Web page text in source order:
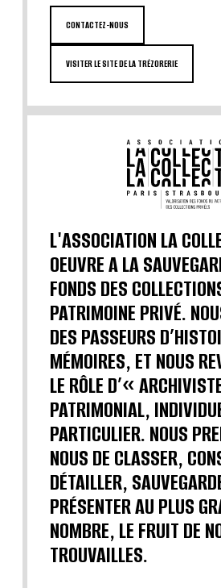
CONTACTEZ-NOUS
VISITER LE SITE DE LA TRÉZORERIE
L'ASSOCIATION LA
OEUVRE A LA
FONDS DES
PATRIMOINE PRIVÉ.
DES PASSEURS
MÉMOIRES, ET NOUS
LE RÔLE D’«
PATRIMONIAL,
PARTICULIER. NOUS
NOUS DE CLASSER,
DÉTAILLER,
PRÉSENTER AU PLUS
NOMBRE, LE FRUIT DE
TROUVAILLES.